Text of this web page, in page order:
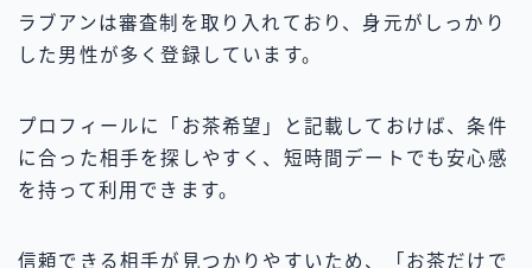
ラブアンは審査制を取り入れており、身元がしっかり
した男性が多く登録しています。
プロフィールに「お茶希望」と記載しておけば、条件
に合った相手を探しやすく、短時間デートでも安心感
を持って利用できます。
信頼できる相手が見つかりやすいため、「お茶だけで